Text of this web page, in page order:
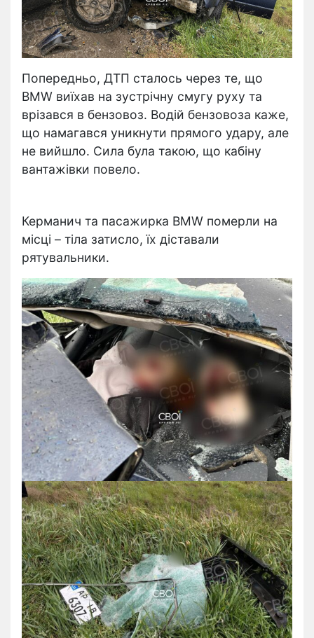
Попередньо, ДТП сталось через те, що
BMW виїхав на зустрічну смугу руху та
врізався в бензовоз. Водій бензовоза каже,
що намагався уникнути прямого удару, але
не вийшло. Сила була такою, що кабіну
вантажівки повело.
Керманич та пасажирка BMW померли на
місці – тіла затисло, їх діставали
рятувальники.